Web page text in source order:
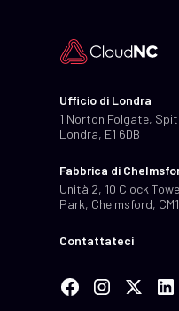
Ufficio di Londra
1 Norton Folgate,
Londra, E1 6DB
Fabbrica di
Unità 2, 10 Clock
Park, Chelmsford,
Contattateci